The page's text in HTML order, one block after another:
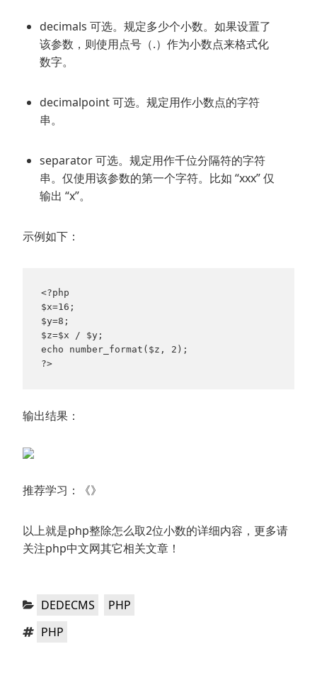
decimals 可选。规定多少个小数。如果设置了
该参数，则使用点号（.）作为小数点来格式化
数字。
decimalpoint 可选。规定用作小数点的字符
串。
separator 可选。规定用作千位分隔符的字符
串。仅使用该参数的第一个字符。比如 “xxx” 仅
输出 “x”。
示例如下：
<?php
$x=16;
$y=8;
$z=$x / $y;
echo number_format($z, 2);
?>
输出结果：
推荐学习：《》
以上就是php整除怎么取2位小数的详细内容，更多请
关注php中文网其它相关文章！
分
DEDECMS ，PHP
标 PHP